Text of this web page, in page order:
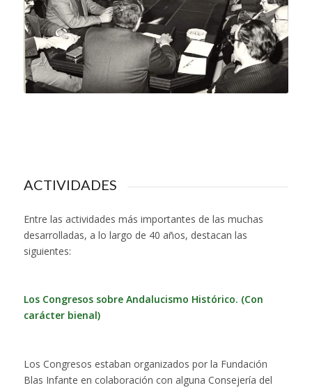
ACTIVIDADES
Entre las actividades más importantes de las muchas
desarrolladas, a lo largo de 40 años, destacan las
siguientes:
Los Congresos sobre Andalucismo Histórico. (Con
carácter bienal)
Los Congresos estaban organizados por la Fundación
Blas Infante en colaboración con alguna Consejería del